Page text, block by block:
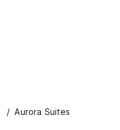
Aurora Suites